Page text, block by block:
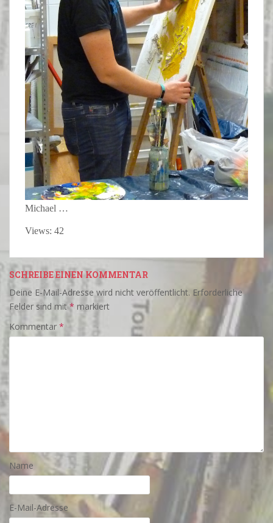
Michael …
Views: 42
SCHREIBE EINEN KOMMENTAR
Deine E-Mail-Adresse wird nicht veröffentlicht. Erforderliche
Felder sind mit* markiert
Kommentar *
Name
E-Mail-Adresse